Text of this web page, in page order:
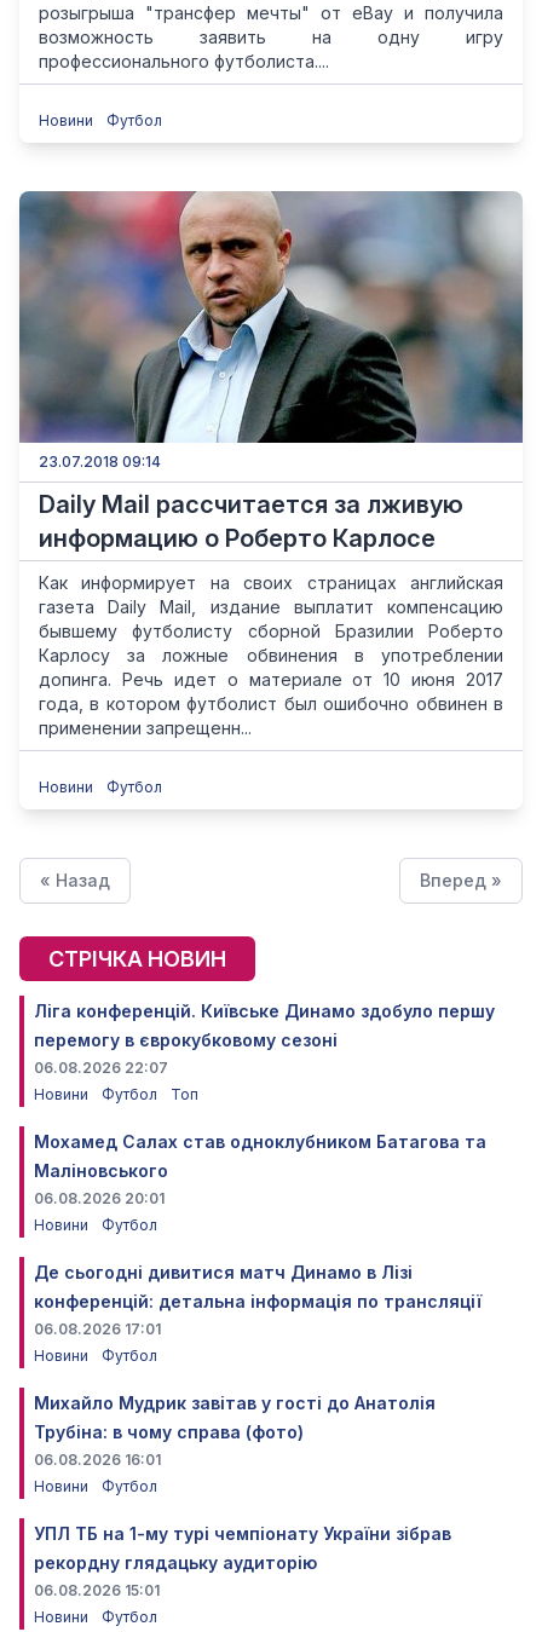
розыгрыша "трансфер мечты" от eBay и получила
возможность заявить на одну игру
профессионального футболиста....
Новини Футбол
23.07.2018 09:14
Daily Mail рассчитается за лживую
информацию о Роберто Карлосе
Как информирует на своих страницах английская
газета Daily Mail, издание выплатит компенсацию
бывшему футболисту сборной Бразилии Роберто
Карлосу за ложные обвинения в употреблении
допинга. Речь идет о материале от 10 июня 2017
года, в котором футболист был ошибочно обвинен в
применении запрещенн...
Новини Футбол
« Назад Вперед »
СТРІЧКА НОВИН
Ліга конференцій. Київське Динамо здобуло першу
перемогу в єврокубковому сезоні
06.08.2026 22:07
Новини
Футбол Топ
Мохамед Салах став одноклубником Батагова та
Маліновського
06.08.2026 20:01
Новини
Футбол
Де сьогодні дивитися матч Динамо в Лізі
конференцій: детальна інформація по трансляції
06.08.2026 17:01
Новини
Футбол
Михайло Мудрик завітав у гості до Анатолія
Трубіна: в чому справа (фото)
06.08.2026 16:01
Новини
Футбол
УПЛ ТБ на 1-му турі чемпіонату України зібрав
рекордну глядацьку аудиторію
06.08.2026 15:01
Новини
Футбол